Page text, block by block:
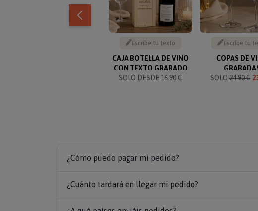
Escribe tu texto
CAJA BOTELLA DE VINO
CON TEXTO GRABADO
SOLO DESDE 16.90 €
Escribe tu
COPAS DE
SOLO24.90 €
¿Cómo puedo pagar mi pedido?
¿Cuánto tardará en llegar mi pedido?